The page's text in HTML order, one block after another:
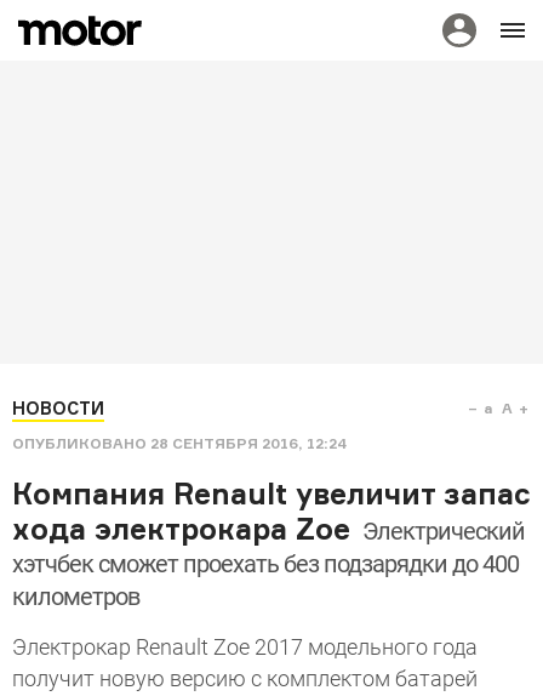
НОВОСТИ
ОПУБЛИКОВАНО 28 СЕНТЯБРЯ 2016, 12:24
a A
Компания Renault увеличит запас
хода электрокара Zoe Электрический
хэтчбек сможет проехать без подзарядки до 400
километров
Электрокар Renault Zoe 2017 модельного года
получит новую версию с комплектом батарей